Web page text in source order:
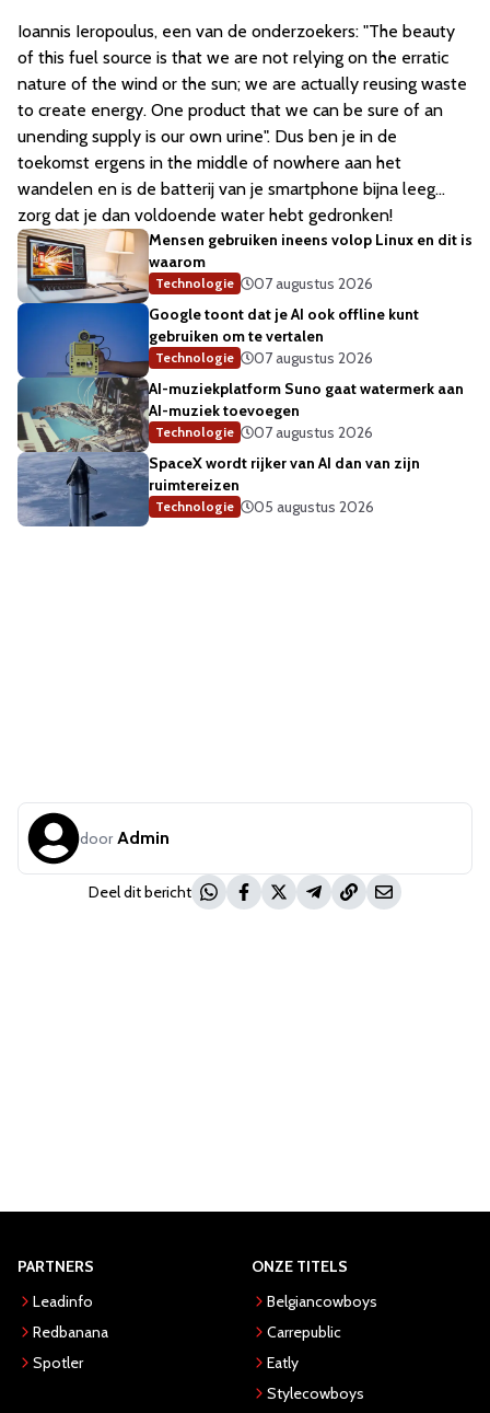
Ioannis Ieropoulus, een van de onderzoekers: "The beauty
of this fuel source is that we are not relying on the erratic
nature of the wind or the sun; we are actually reusing waste
to create energy. One product that we can be sure of an
unending supply is our own urine". Dus ben je in de
toekomst ergens in the middle of nowhere aan het
wandelen en is de batterij van je smartphone bijna leeg...
zorg dat je dan voldoende water hebt gedronken!
Mensen gebruiken ineens volop Linux en dit is
waarom
Technologie
07 augustus 2026
Google toont dat je AI ook offline kunt
gebruiken om te vertalen
Technologie
07 augustus 2026
AI-muziekplatform Suno gaat watermerk aan
AI-muziek toevoegen
Technologie
07 augustus 2026
SpaceX wordt rijker van AI dan van zijn
ruimtereizen
Technologie 05 augustus 2026
door Admin
Deel dit bericht
PARTNERS
Leadinfo
Redbanana
Spotler
ONZE TITELS
Belgiancowboys
Carrepublic
Eatly
Stylecowboys